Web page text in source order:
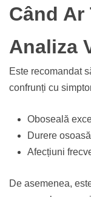
Când Ar
Analiza
Este recomandat
confrunți cu
Oboseală
Durere
Afecțiuni
De asemenea,